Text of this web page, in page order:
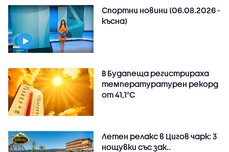
Спортни новини (06.08.2026 -
късна)
В Будапеща регистрираха
температуратурен рекорд
от 41,1°C
Летен релакс в Цигов чарк: 3
нощувки със зак..